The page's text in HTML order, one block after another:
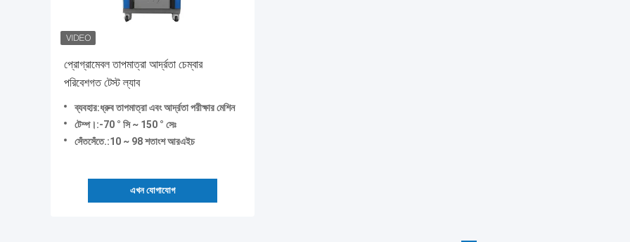
প্রোগ্রামেবল তাপমাত্রা আর্দ্রতা চেম্বার
পরিবেশগত টেস্ট ল্যাব
ব্যবহার:ধ্রুব তাপমাত্রা এবং আর্দ্রতা পরীক্ষার মেশিন
টেম্প।:-70 ° সি ~ 150 ° সেঃ
সেঁতসেঁতে.:10 ~ 98 শতাংশ আরএইচ
এখন যোগাযোগ